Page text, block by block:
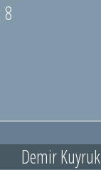
8
Demir Kuyruk